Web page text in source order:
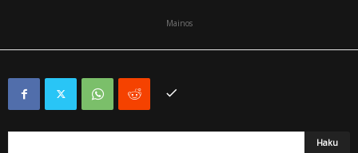
Mainos